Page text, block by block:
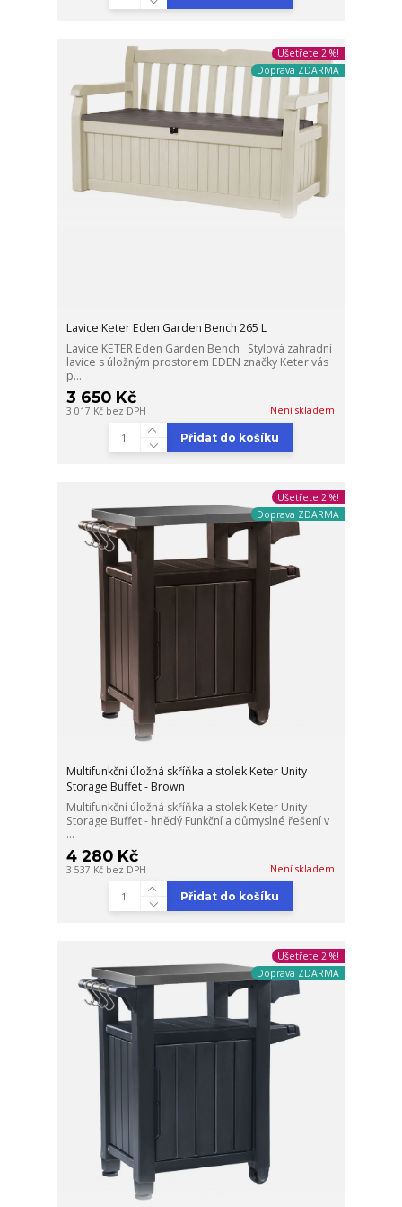
Ušetřete 2 %!
Doprava ZDARMA
Lavice Keter Eden Garden Bench 265 L
Lavice KETER Eden Garden Bench Stylová zahradní
lavice s úložným prostorem EDEN značky Keter vás
p...
3 650 Kč
3 017 Kč bez DPH Není skladem
Přidat do košíku
Ušetřete 2 %!
Doprava ZDARMA
Multifunkční úložná skříňka a stolek Keter Unity
Storage Buffet - Brown
Multifunkční úložná skříňka a stolek Keter Unity
Storage Buffet - hnědý Funkční a důmyslné řešení v
...
4 280 Kč
3 537 Kč bez DPH Není skladem
Přidat do košíku
Ušetřete 2 %!
Doprava ZDARMA